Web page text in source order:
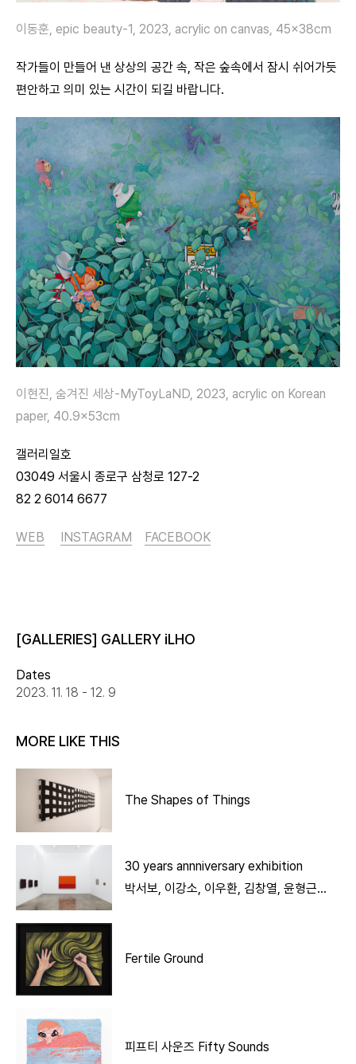
이동훈, epic beauty-1, 2023, acrylic on canvas, 45x38cm
작가들이 만들어 낸 상상의 공간 속, 작은 숲속에서 잠시 쉬어가듯
편안하고 의미 있는 시간이 되길 바랍니다.
이현진, 숨겨진 세상-MyToyLaND, 2023, acrylic on Korean
paper, 40.9x53cm
갤러리일호
03049 서울시 종로구 삼청로 127-2
82 2 6014 6677
WEB INSTAGRAM FACEBOOK
[GALLERIES] GALLERY iLHO
Dates
2023. 11. 18 - 12. 9
MORE LIKE THIS
The Shapes of Things
30 years annniversary exhibition
박서보, 이강소, 이우환, 김창열, 윤형근
Fertile Ground
피프티 사운즈 Fifty Sounds